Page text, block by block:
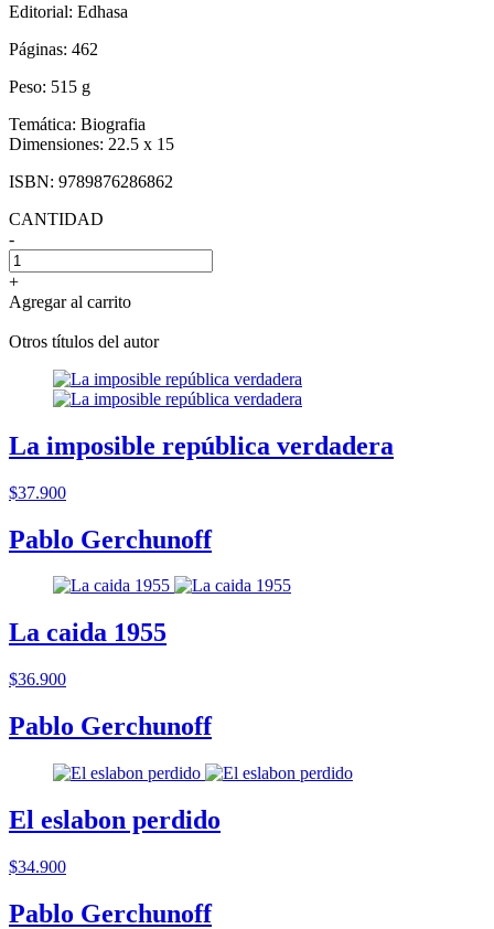
Editorial: Edhasa
Páginas: 462
Peso: 515 g
Temática: Biografia
Dimensiones: 22.5 x 15
ISBN: 9789876286862
CANTIDAD
-
+
Agregar al carrito
Otros títulos del autor
La imposible república verdadera
$37.900
Pablo Gerchunoff
La caida 1955
$36.900
Pablo Gerchunoff
El eslabon perdido
$34.900
Pablo Gerchunoff